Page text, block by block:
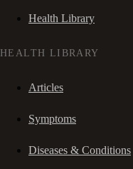
Health Library
HEALTH LIBRARY
Articles
Symptoms
Diseases & Conditions